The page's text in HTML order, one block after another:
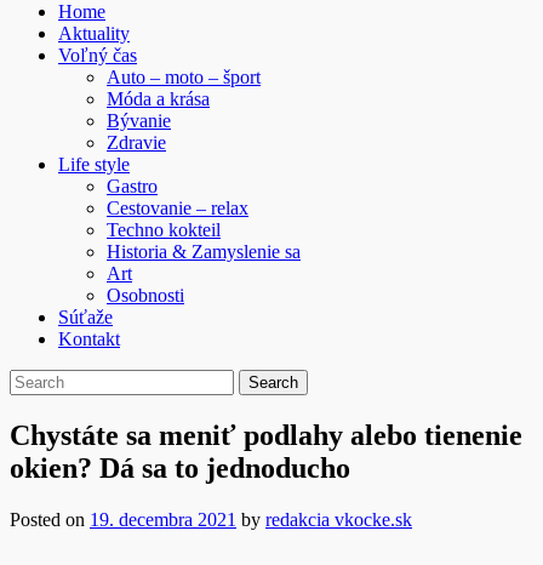
Home
Aktuality
Voľný čas
Auto – moto – šport
Móda a krása
Bývanie
Zdravie
Life style
Gastro
Cestovanie – relax
Techno kokteil
Historia & Zamyslenie sa
Art
Osobnosti
Súťaže
Kontakt
Chystáte sa meniť podlahy alebo tienenie
okien? Dá sa to jednoducho
Posted on 19. decembra 2021 by redakcia vkocke.sk